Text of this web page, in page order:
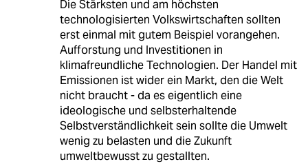
Die Stärksten und am höchsten
technologisierten Volkswirtschaften sollten
erst einmal mit gutem Beispiel vorangehen.
Aufforstung und Investitionen in
klimafreundliche Technologien. Der Handel mit
Emissionen ist wider ein Markt, den die Welt
nicht braucht - da es eigentlich eine
ideologische und selbsterhaltende
Selbstverständlichkeit sein sollte die Umwelt
wenig zu belasten und die Zukunft
umweltbewusst zu gestallten.